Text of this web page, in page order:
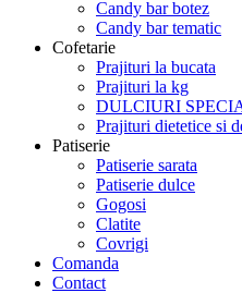
Candy bar botez
Candy bar tematic
Cofetarie
Prajituri la bucata
Prajituri la kg
DULCIURI
Prajituri dietetice si
Patiserie
Patiserie sarata
Patiserie dulce
Gogosi
Clatite
Covrigi
Comanda
Contact